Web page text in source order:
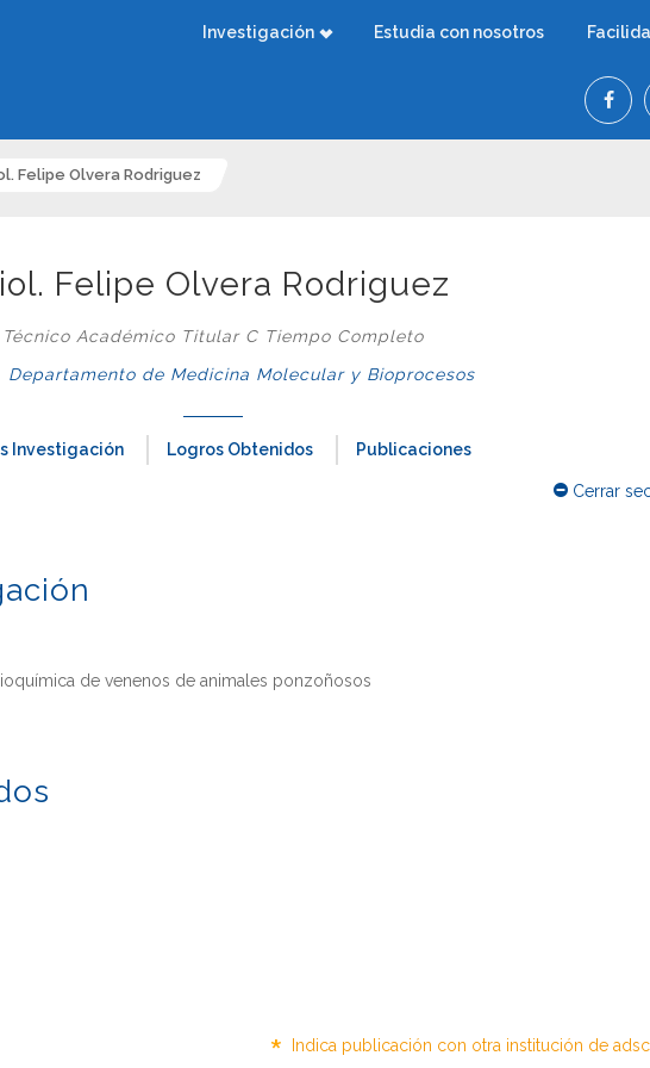
Investigación Estudia con nosotros
Felipe Olvera Rodriguez
Felipe Olvera Rodriguez
Técnico Académico Titular C Tiempo Completo
Departamento de Medicina Molecular y Bioprocesos
Investigación Logros Obtenidos Publicaciones
Cerrar
de venenos de animales ponzoñosos
* Indica publicación con otra institución de